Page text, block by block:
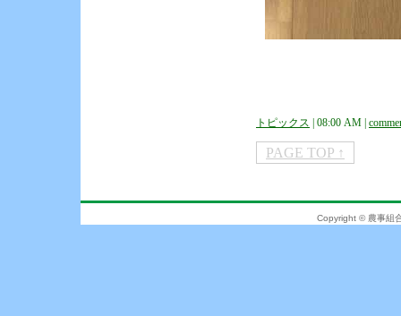
トピックス | 08:00 AM |
PAGE TOP ↑
Copyright © 農事組